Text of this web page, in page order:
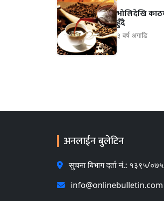
भोलिदेखि
हुँदै
३ वर्ष अगाडि
अनलाईन बुलेटिन
सुचना बिभाग दर्ता नं.: १३९५/
info@onlinebulletin.com